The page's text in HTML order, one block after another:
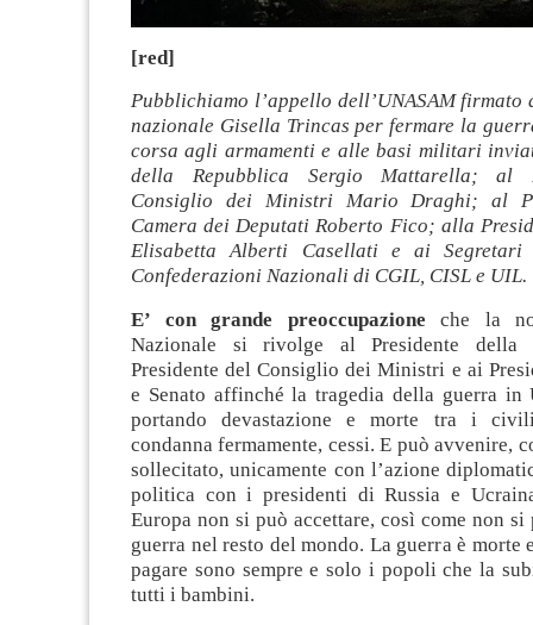
[red]
Pubblichiamo l’appello dell’UNASAM firmato
nazionale Gisella Trincas per fermare la
corsa agli armamenti e alle basi militari
della Repubblica Sergio Mattarella; al
Consiglio dei Ministri Mario Draghi; al
Camera dei Deputati Roberto Fico; alla
Elisabetta Alberti Casellati e ai Segretari
Confederazioni Nazionali di CGIL, CISL e UIL.
E’ con grande preoccupazione che la
Nazionale si rivolge al Presidente della
Presidente del Consiglio dei Ministri e ai
e Senato affinché la tragedia della guerra in
portando devastazione e morte tra i
condanna fermamente, cessi. E può avvenire,
sollecitato, unicamente con l’azione
politica con i presidenti di Russia e
Europa non si può accettare, così come non si
guerra nel resto del mondo. La guerra è morte
pagare sono sempre e solo i popoli che la
tutti i bambini.